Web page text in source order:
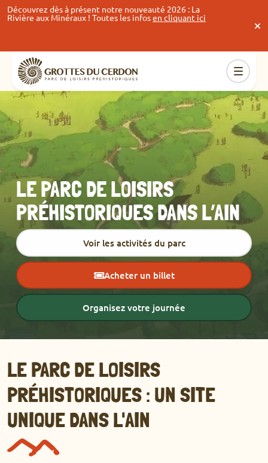
Découvrez dès à présent notre nouveauté 2026 : La
Rivière aux Minéraux ! Toutes les infosen cliquant ici
Scènes !
LE PARC DE LOISIRS
PRÉHISTORIQUES DANS L’AIN
Voir les activités du parc
Acheter un billet
Organisez votre journée
LE PARC DE LOISIRS
PRÉHISTORIQUES : UN SITE
UNIQUE DANS L'AIN